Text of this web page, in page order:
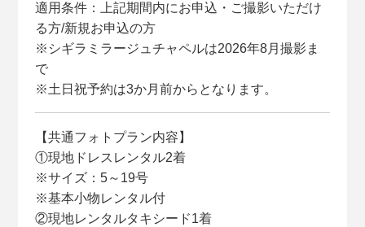
適用条件：上記期間内にお申込・ご撮影いただけ
る方/新規お申込の方
※シギラミラージュチャペルは2026年8月撮影ま
で
※土日祝予約は3か月前からとなります。
【共通フォトプラン内容】
①現地ドレスレンタル2着
※サイズ：5～19号
※基本小物レンタル付
②現地レンタルタキシード1着